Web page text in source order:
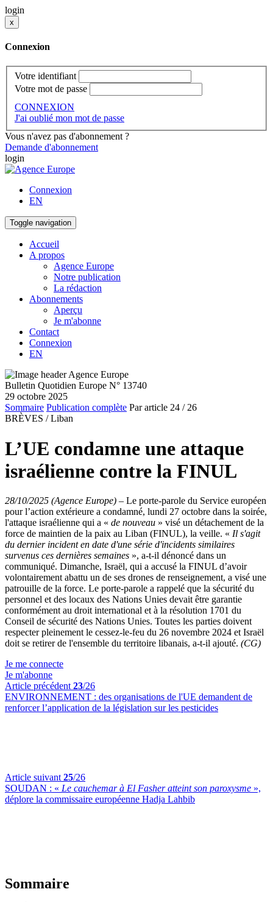
login
x
Connexion
Votre identifiant
Votre mot de passe
CONNEXION
J'ai oublié mon mot de passe
Vous n'avez pas d'abonnement ?
Demande d'abonnement
login
Connexion
EN
Toggle navigation
Accueil
A propos
Agence Europe
Notre publication
La rédaction
Abonnements
Aperçu
Je m'abonne
Contact
Connexion
EN
Bulletin Quotidien Europe N° 13740
29 octobre 2025
Sommaire Publication complète Par article 24 / 26
BRÈVES / Liban
L’UE condamne une attaque
israélienne contre la FINUL
28/10/2025 (Agence Europe) – Le porte-parole du Service européen
pour l’action extérieure a condamné, lundi 27 octobre dans la soirée,
l'attaque israélienne qui a « de nouveau » visé un détachement de la
force de maintien de la paix au Liban (FINUL), la veille. « Il s'agit
du dernier incident en date d'une série d'incidents similaires
survenus ces dernières semaines », a-t-il dénoncé dans un
communiqué. Dimanche, Israël, qui a accusé la FINUL d’avoir
volontairement abattu un de ses drones de renseignement, a visé une
patrouille de la force. Le porte-parole a rappelé que la sécurité du
personnel et des locaux des Nations Unies devait être garantie
conformément au droit international et à la résolution 1701 du
Conseil de sécurité des Nations Unies. Toutes les parties doivent
respecter pleinement le cessez-le-feu du 26 novembre 2024 et Israël
doit se retirer de l'ensemble du territoire libanais, a-t-il ajouté. (CG)
Je me connecte
Je m'abonne
Article précédent 23/26
ENVIRONNEMENT : des organisations de l'UE demandent de
renforcer l’application de la législation sur les pesticides
Article suivant 25/26
SOUDAN : « Le cauchemar à El Fasher atteint son paroxysme »,
déplore la commissaire européenne Hadja Lahbib
Sommaire